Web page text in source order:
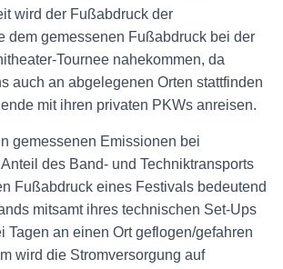
wird der Fußabdruck der
dem gemessenen Fußabdruck bei der
Tournee nahekommen, da
auch an abgelegenen Orten stattfinden
mit ihren privaten PKWs anreisen.
gemessenen Emissionen bei
des Band- und Techniktransports
Fußabdruck eines Festivals bedeutend
mitsamt ihres technischen Set-Ups
Tagen an einen Ort geflogen/gefahren
wird die Stromversorgung auf